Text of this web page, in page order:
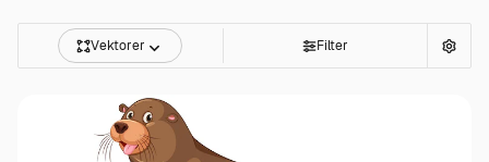
Vektorer Filter